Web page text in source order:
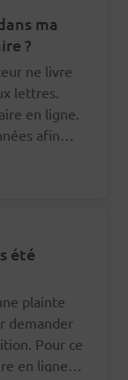
ma
?
ne livre
lettres.
en ligne.
afin
été
plainte
demander
Pour ce
en ligne